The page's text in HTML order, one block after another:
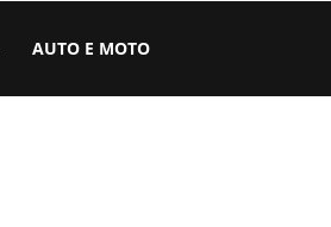
AUTO E MOTO